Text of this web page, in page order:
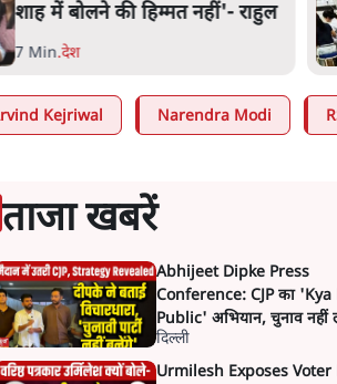
शाह में बोलने की हिम्मत नहीं'- राहुल
7 Min.देश
Kejriwal Narendra Modi
ताजा खबरें
Abhijeet Dipke Press
Conference: CJP का 'Kya
Public' अभियान, चुनाव नहीं
CJP!
दिल्ली
Urmilesh Exposes Voter